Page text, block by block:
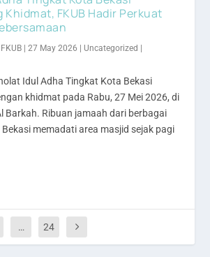
Khidmat, FKUB Hadir Perkuat
|27 May 2026 Uncategorized
Idul Adha Tingkat Kota Bekasi
khidmat pada Rabu, 27 Mei 2026, di
Barkah. Ribuan jamaah dari berbagai
memadati area masjid sejak pagi
… 24